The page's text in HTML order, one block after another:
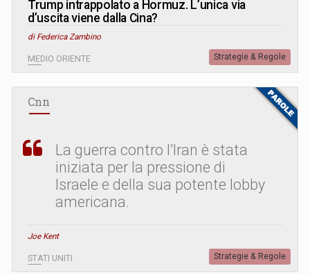
Trump intrappolato a Hormuz. L’unica via
d’uscita viene dalla Cina?
di Federica Zambino
MEDIO ORIENTE Strategie & Regole
Cnn
La guerra contro l’Iran è stata
iniziata per la pressione di
Israele e della sua potente lobby
americana.
Joe Kent
STATI UNITI Strategie & Regole